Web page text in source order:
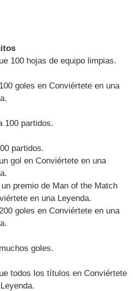
100 hojas de equipo limpias.
goles en Conviértete en una
100 partidos.
partidos.
gol en Conviértete en una
premio de Man of the Match
en una Leyenda.
goles en Conviértete en una
goles.
todos los títulos en Conviértete